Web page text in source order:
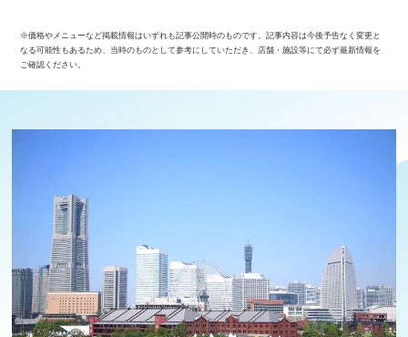
※価格やメニューなど掲載情報はいずれも記事公開時のものです。記事内容は今後予告なく変更と
なる可能性もあるため、当時のものとして参考にしていただき、店舗・施設等にて必ず最新情報を
ご確認ください。